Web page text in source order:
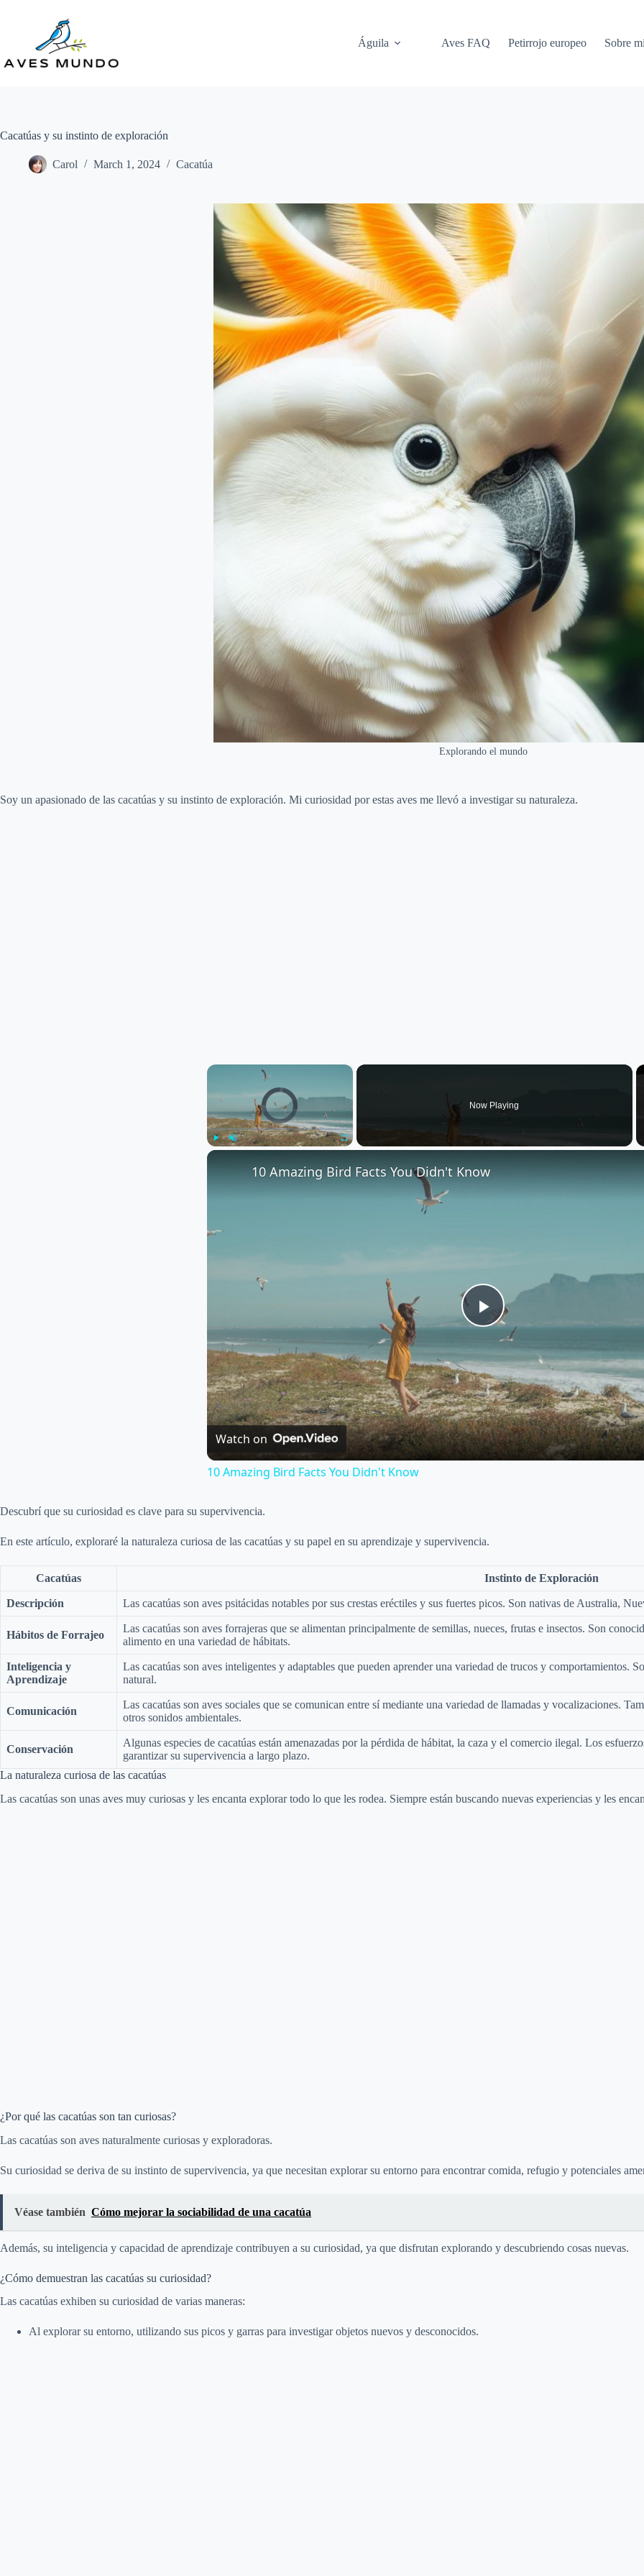
Águila
Aves FAQ Petirrojo europeo Sobre
Cacatúas y su instinto de exploración
Carol March 1, 2024 Cacatúa
Explorando el mundo
Soy un apasionado de las cacatúas y su instinto de exploración. Mi curiosidad por estas aves me llevó a investigar su naturaleza.
×
Video Player is loading.
Now Playing
P
l
a
y
i
d
e
o
10 Amazing Bird Facts You Didn't Know
Watch on
10 Amazing Bird Facts You Didn't Know
Descubrí que su curiosidad es clave para su supervivencia.
En este artículo, exploraré la naturaleza curiosa de las cacatúas y su papel en su aprendizaje y supervivencia.
Cacatúas Instinto de Exploración
Descripción Las cacatúas son aves psitácidas notables por sus crestas eréctiles y sus fuertes picos. Son nativas de Australia,
Hábitos de Forrajeo
Las cacatúas son aves forrajeras que se alimentan principalmente de semillas, nueces, frutas e insectos. Son
alimento en una variedad de hábitats.
Inteligencia y
Aprendizaje
Las cacatúas son aves inteligentes y adaptables que pueden aprender una variedad de trucos y comportamientos.
natural.
Comunicación
Las cacatúas son aves sociales que se comunican entre sí mediante una variedad de llamadas y vocalizaciones.
otros sonidos ambientales.
Conservación
Algunas especies de cacatúas están amenazadas por la pérdida de hábitat, la caza y el comercio ilegal. Los
garantizar su supervivencia a largo plazo.
La naturaleza curiosa de las cacatúas
Las cacatúas son unas aves muy curiosas y les encanta explorar todo lo que les rodea. Siempre están buscando nuevas experiencias y les
¿Por qué las cacatúas son tan curiosas?
Las cacatúas son aves naturalmente curiosas y exploradoras.
Su curiosidad se deriva de su instinto de supervivencia, ya que necesitan explorar su entorno para encontrar comida, refugio y potenciales
Véase también Cómo mejorar la sociabilidad de una cacatúa
Además, su inteligencia y capacidad de aprendizaje contribuyen a su curiosidad, ya que disfrutan explorando y descubriendo cosas nuevas.
¿Cómo demuestran las cacatúas su curiosidad?
Las cacatúas exhiben su curiosidad de varias maneras:
Al explorar su entorno, utilizando sus picos y garras para investigar objetos nuevos y desconocidos.